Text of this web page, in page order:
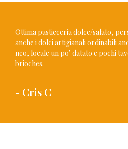
Ottima pasticceria dolce/salato,
anche i dolci artigianali ordinabili
neo, locale un po’ datato e pochi
brioches.
- Cris C